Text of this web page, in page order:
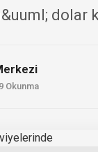
dolar
Okunma